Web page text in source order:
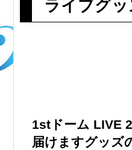
ライブグ
1stドーム LIVE
届けますグッズ